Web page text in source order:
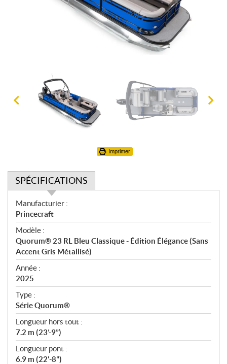
Imprimer
SPÉCIFICATIONS
S
p
é
c
i
f
i
c
a
t
i
o
n
s
Manufacturier :
Princecraft
Modèle :
Quorum® 23 RL Bleu Classique - Édition Élégance (Sans
Accent Gris Métallisé)
Année :
2025
Type :
Série Quorum®
Longueur hors tout :
7.2 m (23’-9”)
Longueur pont :
6.9 m (22'-8")